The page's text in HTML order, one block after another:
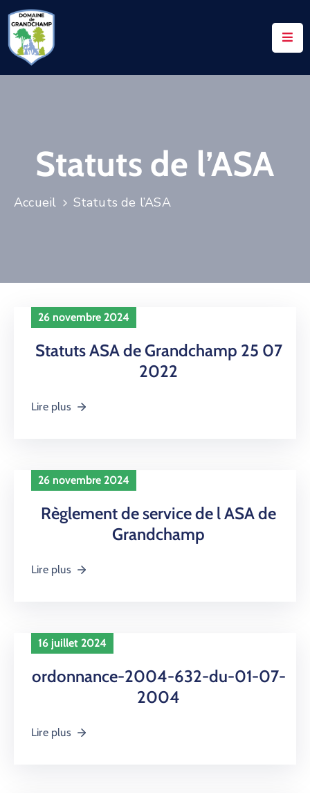
ACCUEIL
DEMANDES
PROPRIÉTAIRES
Statuts de l’ASA
Accueil Statuts de l’ASA
26 novembre 2024
Statuts ASA de Grandchamp 25 07
2022
Lire plus
26 novembre 2024
Règlement de service de l ASA de
Grandchamp
Lire plus
16 juillet 2024
ordonnance-2004-632-du-01-07-
2004
Lire plus